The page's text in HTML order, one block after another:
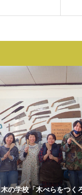
木の学校「木べらをつく